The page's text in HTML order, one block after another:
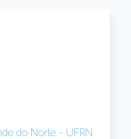
do Norte - UFRN